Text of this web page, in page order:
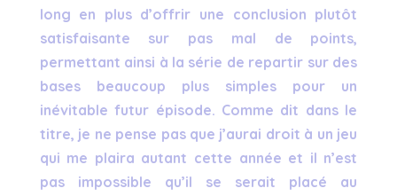
long en plus d’offrir une conclusion plutôt
satisfaisante sur pas mal de points,
permettant ainsi à la série de repartir sur des
bases beaucoup plus simples pour un
inévitable futur épisode. Comme dit dans le
titre, je ne pense pas que j’aurai droit à un jeu
qui me plaira autant cette année et il n’est
pas impossible qu’il se serait placé au